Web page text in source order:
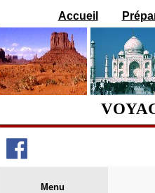
Accueil
Menu